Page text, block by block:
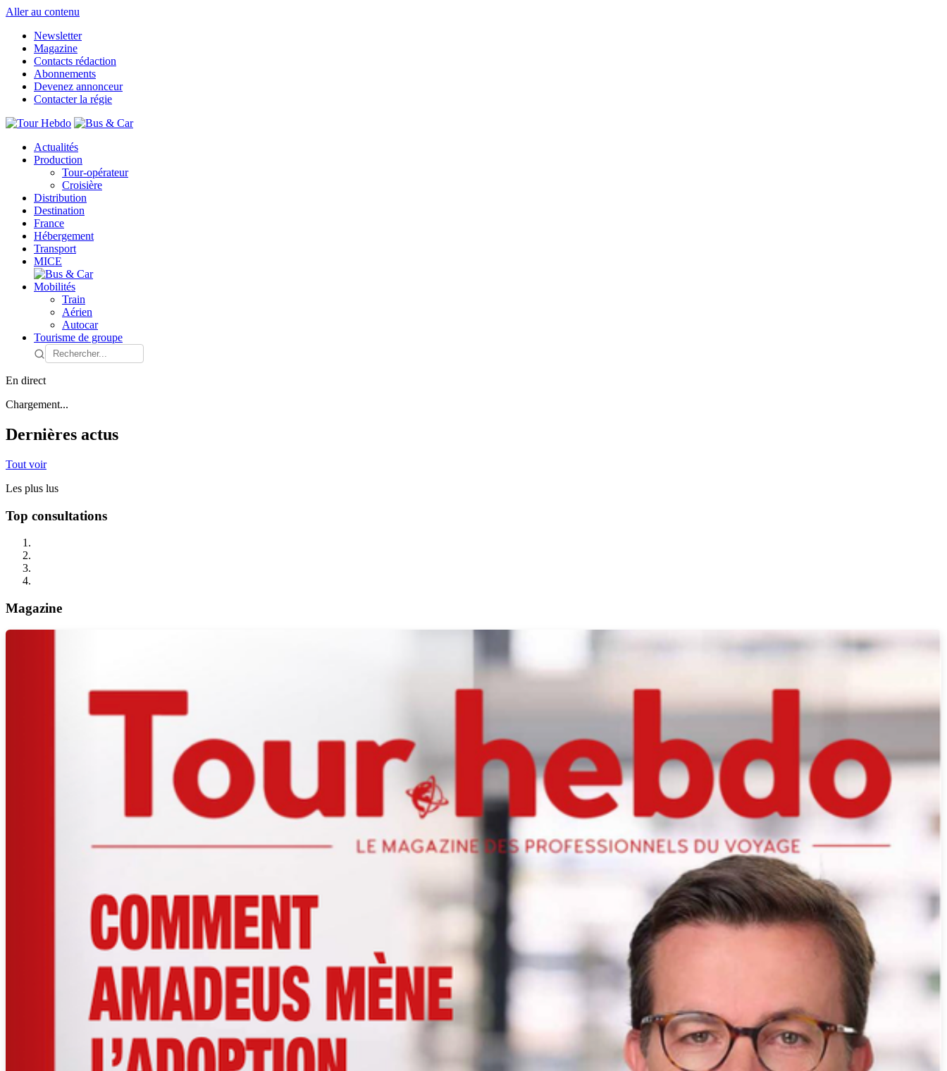
Aller au contenu
Newsletter
Magazine
Contacts rédaction
Abonnements
Devenez annonceur
Contacter la régie
Actualités
Production
Tour-opérateur
Croisière
Distribution
Destination
France
Hébergement
Transport
MICE
Mobilités
Train
Aérien
Autocar
Tourisme de groupe
En direct
Chargement...
Dernières actus
Tout voir
Les plus lus
Top consultations
Magazine